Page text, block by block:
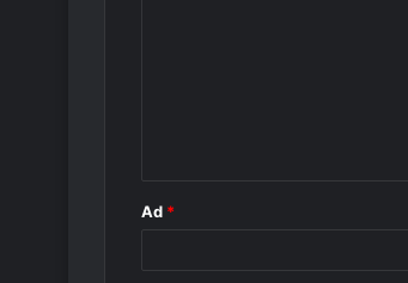
Ad *